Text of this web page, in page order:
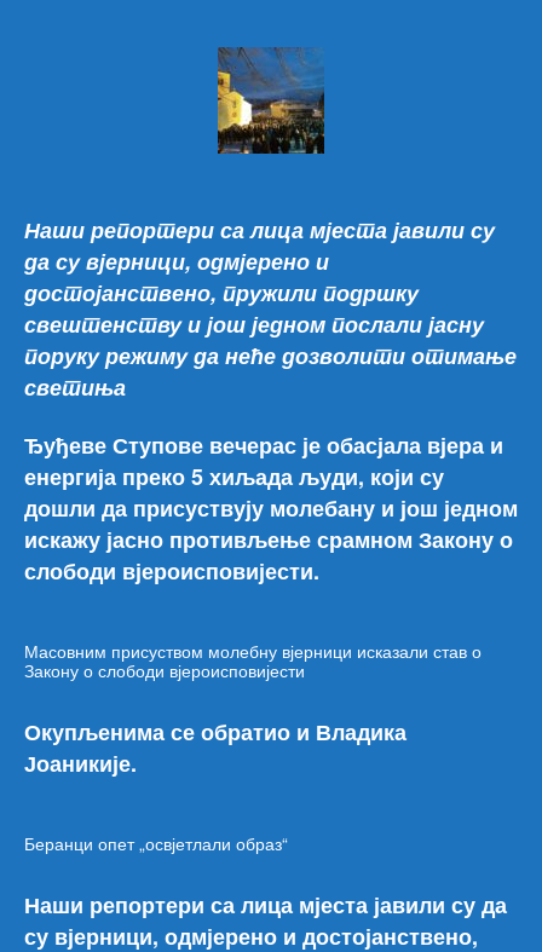
Наши репортери са лица мјеста јавили су
да су вјерници, одмјерено и
достојанствено, пружили подршку
свештенству и још једном послали јасну
поруку режиму да неће дозволити отимање
светиња
Ђуђеве Ступове вечерас је обасјала вјера и
енергија преко 5 хиљада људи, који су
дошли да присуствују молебану и још једном
искажу јасно противљење срамном Закону о
слободи вјероисповијести.
Масовним присуством молебну вјерници исказали став о
Закону о слободи вјероисповијести
Окупљенима се обратио и Владика
Јоаникије.
Беранци опет „освјетлали образ“
Наши репортери са лица мјеста јавили су да
су вјерници, одмјерено и достојанствено,